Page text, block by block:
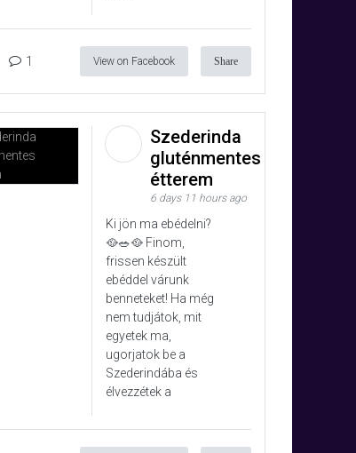
1 View on Facebook Share
Szederinda
gluténmentes
étterem
6 days 11 hours ago
Ki jön ma ebédelni?
🥘🥗🥘 Finom,
frissen készült
ebéddel várunk
benneteket! Ha még
nem tudjátok, mit
egyetek ma,
ugorjatok be a
Szederindába és
élvezzétek a